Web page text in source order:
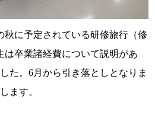
秋に予定されている研修旅行（修
は卒業諸経費について説明があ
た。6月から引き落としとなりま
ます。